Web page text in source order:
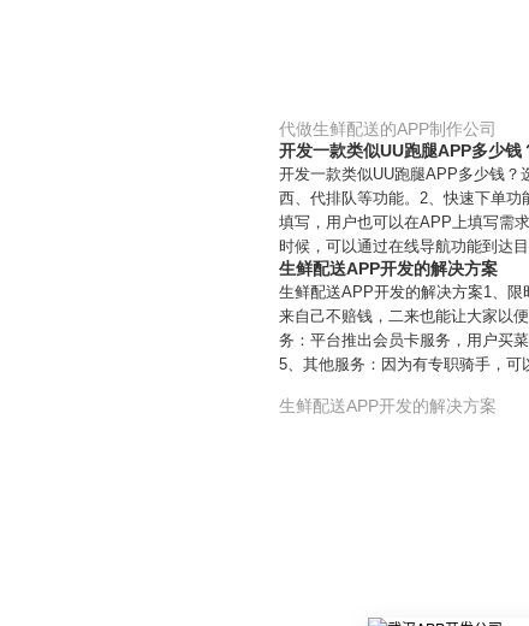
代做生鲜配送的APP制作公司
开发一款类似UU跑腿APP多少钱
开发一款类似UU跑腿APP多少钱
西、代排队等功能。2、快速下单
填写，用户也可以在APP上填写需
时候，可以通过在线导航功能到达
生鲜配送APP开发的解决方案
生鲜配送APP开发的解决方案1、
来自己不赔钱，二来也能让大家以
务：平台推出会员卡服务，用户买
5、其他服务：因为有专职骑手，
生鲜配送APP开发的解决方案